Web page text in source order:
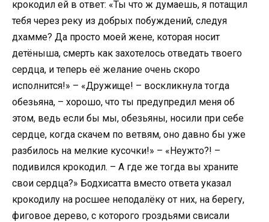
крокодил ей в ответ: «Ты что ж думаешь, я потащил
тебя через реку из добрых побуждений, следуя
дхамме? Да просто моей жене, которая носит
детёныша, смерть как захотелось отведать твоего
сердца, и теперь её желание очень скоро
исполнится!» – «Дружище! – воскликнула тогда
обезьяна, – хорошо, что ты предупредил меня об
этом, ведь если бы мы, обезьяны, носили при себе
сердце, когда скачем по ветвям, оно давно бы уже
разбилось на мелкие кусочки!» – «Неужто?! –
подивился крокодил. – А где же тогда вы храните
свои сердца?» Бодхисатта вместо ответа указал
крокодилу на росшее неподалёку от них, на берегу,
фиговое дерево, с которого гроздьями свисали